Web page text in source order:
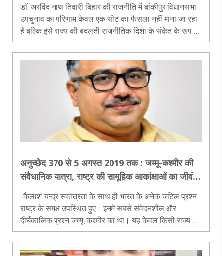
डाॅ. अरविंद नाथ तिवारी बिहार की राजनीति में बांकीपुर विधानसभा
उपचुनाव का परिणाम केवल एक सीट का फैसला नहीं माना जा रहा
है बल्कि इसे राज्य की बदलती राजनीतिक दिशा के संकेत के रूप में
भी देखा जा रहा है। इस चुनाव में जनसुराज पार्टी के संस्थापक
प्रशांत..
अनुच्छेद 370 से 5 अगस्त 2019 तक : जम्मू-कश्मीर की
संवैधानिक यात्रा, राष्ट्र की सामूहिक आकांक्षाओं का जीवंत
प्रतिबिंब
-कैलाश चन्द्र स्वतंत्रता के साथ ही भारत के अनेक जटिल प्रश्न
राष्ट्र के समक्ष उपस्थित हुए। इनमें सबसे संवेदनशील और
दीर्घकालिक प्रश्न जम्मू-कश्मीर का था। यह केवल किसी राज्य के
भारत में विलय का विषय नहीं था, बल्कि राष्ट्रीय सुरक्षा, संघीय
व्यवस्था, ल..